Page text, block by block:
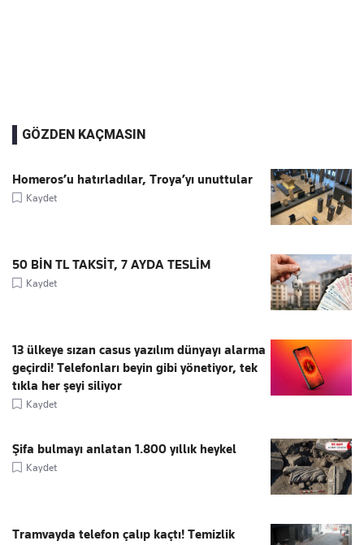
GÖZDEN KAÇMASIN
Homeros’u hatırladılar, Troya’yı unuttular
Kaydet
50 BİN TL TAKSİT, 7 AYDA TESLİM
Kaydet
13 ülkeye sızan casus yazılım dünyayı alarma
geçirdi! Telefonları beyin gibi yönetiyor, tek
tıkla her şeyi siliyor
Kaydet
Şifa bulmayı anlatan 1.800 yıllık heykel
Kaydet
Tramvayda telefon çalıp kaçtı! Temizlik